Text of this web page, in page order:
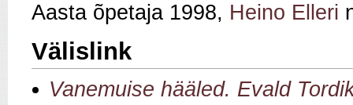
Aasta õpetaja 1998, Heino Elleri
Välislink
Vanemuise hääled. Evald